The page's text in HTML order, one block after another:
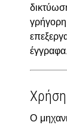
έγγραφα.
Χρήση
Ο